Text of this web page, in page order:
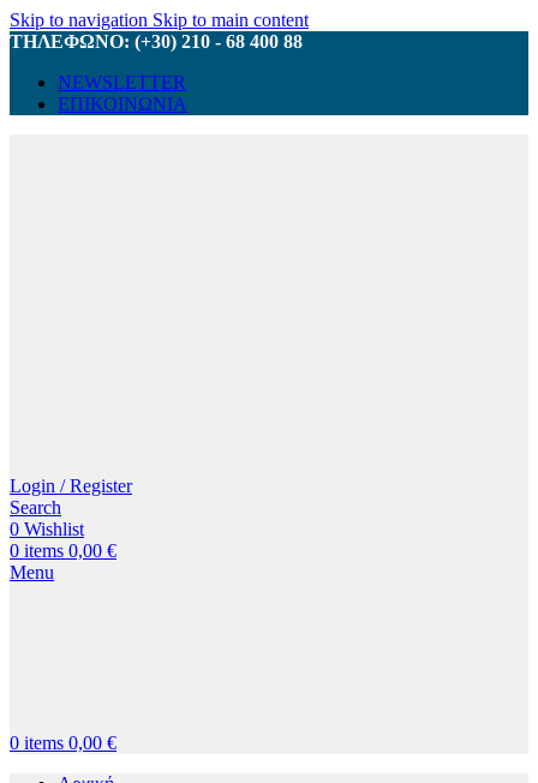
Skip to navigation Skip to main content
ΤΗΛΕΦΩΝΟ: (+30) 210 - 68 400 88
NEWSLETTER
ΕΠΙΚΟΙΝΩΝΙΑ
Login / Register
Search
0 Wishlist
0 items 0,00 €
Menu
0 items 0,00 €